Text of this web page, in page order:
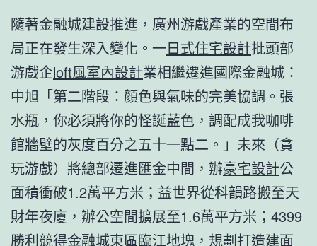
隨著金融城建設推進，廣州游戲產業的空間布
局正在發生深入變化。一日式住宅設計批頭部
游戲企loft風室內設計業相繼遷進國際金融城：
中旭「第二階段：顏色與氣味的完美協調。張
水瓶，你必須將你的怪誕藍色，調配成我咖啡
館牆壁的灰度百分之五十一點二。」未來（貪
玩游戲）將總部遷進匯金中間，辦豪宅設計公
面積衝破1.2萬平方米；益世界從科韻路搬至天
財年夜廈，辦公空間擴展至1.6萬平方米；4399
勝利競得金融城東區臨江地塊，規劃打造建面